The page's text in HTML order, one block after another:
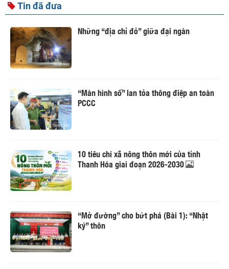
Tin đã đưa
Những “địa chỉ đỏ” giữa đại ngàn
“Màn hình số” lan tỏa thông điệp an toàn
PCCC
10 tiêu chí xã nông thôn mới của tỉnh
Thanh Hóa giai đoạn 2026-2030
“Mở đường” cho bứt phá (Bài 1): “Nhật
ký” thôn